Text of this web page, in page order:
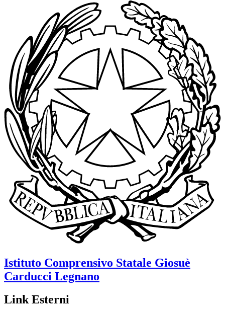
Istituto Comprensivo Statale Giosuè
Carducci Legnano
Link Esterni